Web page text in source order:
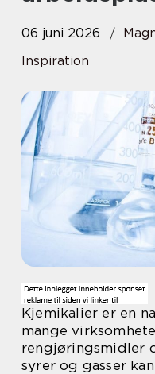
06 juni 2026
Inspiration
Kjemikalier er en
mange
rengjøringsmidler
syrer og gasser